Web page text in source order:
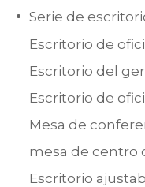
Escritorio del
Mesa de
mesa de centro